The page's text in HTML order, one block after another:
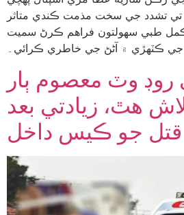
تشدد جي سخت مذمت ڪندي متاثر
طبي سهولتون فراهم ڪرڻ سميت
جي ڪٽهڙي ۾ آڻڻ جي خاطري ڪرائي۔
روڊ وٽ معصوم ٻار
هٿ، زيادتي بعد
قتل جو ڪيس داخل